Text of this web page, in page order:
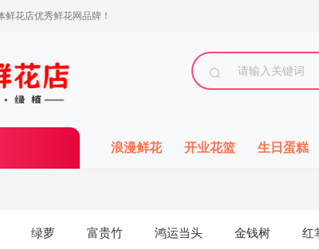
花店优秀鲜花网品牌！
浪漫鲜花 开业花篮 生日蛋糕
绿萝 富贵竹 鸿运当头 金钱树 红